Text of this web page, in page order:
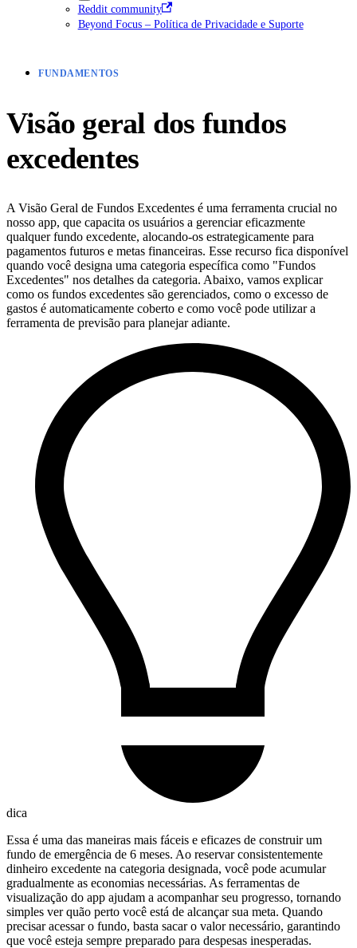
Reddit community
Beyond Focus – Política de Privacidade e Suporte
FUNDAMENTOS
Visão geral dos fundos
excedentes
A Visão Geral de Fundos Excedentes é uma ferramenta crucial no
nosso app, que capacita os usuários a gerenciar eficazmente
qualquer fundo excedente, alocando-os estrategicamente para
pagamentos futuros e metas financeiras. Esse recurso fica disponível
quando você designa uma categoria específica como "Fundos
Excedentes" nos detalhes da categoria. Abaixo, vamos explicar
como os fundos excedentes são gerenciados, como o excesso de
gastos é automaticamente coberto e como você pode utilizar a
ferramenta de previsão para planejar adiante.
dica
Essa é uma das maneiras mais fáceis e eficazes de construir um
fundo de emergência de 6 meses. Ao reservar consistentemente
dinheiro excedente na categoria designada, você pode acumular
gradualmente as economias necessárias. As ferramentas de
visualização do app ajudam a acompanhar seu progresso, tornando
simples ver quão perto você está de alcançar sua meta. Quando
precisar acessar o fundo, basta sacar o valor necessário, garantindo
que você esteja sempre preparado para despesas inesperadas.